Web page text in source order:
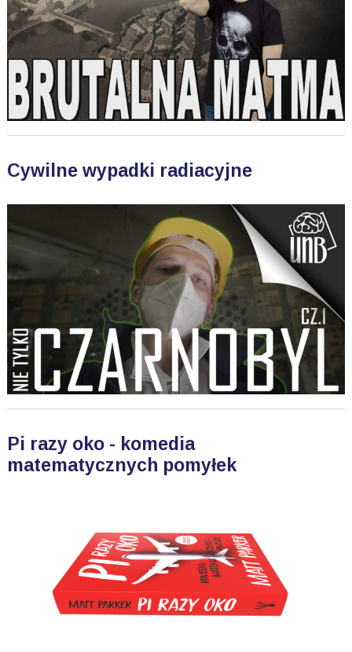
Cywilne wypadki radiacyjne
Pi razy oko - komedia
matematycznych pomyłek